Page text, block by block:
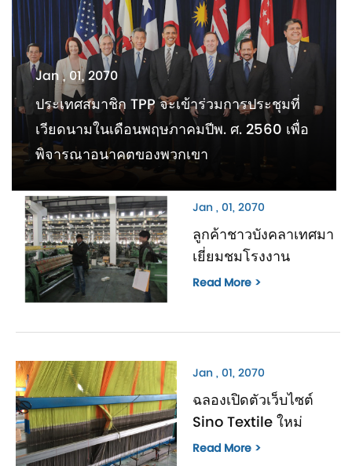
Jan , 01, 2070
ประเทศสมาชิก TPP จะเข้าร่วมการประชุมที่
เวียดนามในเดือนพฤษภาคมปีพ. ศ. 2560 เพื่อ
พิจารณาอนาคตของพวกเขา
Jan , 01, 2070
ลูกค้าชาวบังคลาเทศมา
เยี่ยมชมโรงงาน
Read More >
Jan , 01, 2070
ฉลองเปิดตัวเว็บไซต์
Sino Textile ใหม่
Read More >